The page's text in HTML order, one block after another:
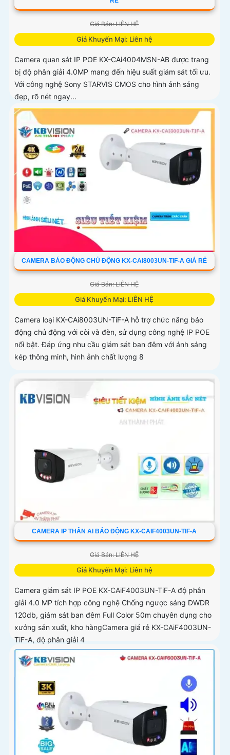
Giá Bán: LIÊN HỆ
Giá Khuyến Mại: Liên hệ
Camera quan sát IP POE KX-CAi4004MSN-AB được trang
bị độ phân giải 4.0MP mang đến hiệu suất giám sát tối ưu.
Với công nghệ Sony STARVIS CMOS cho hình ảnh sáng
đẹp, rõ nét ngay...
CAMERA BÁO ĐỘNG CHỦ ĐỘNG KX-CAI8003UN-TIF-A GIÁ RẺ
Giá Bán: LIÊN HỆ
Giá Khuyến Mại: LIÊN HỆ
Camera loại KX-CAi8003UN-TiF-A hỗ trợ chức năng báo
động chủ động với còi và đèn, sử dụng công nghệ IP POE
nổi bật. Đáp ứng nhu cầu giám sát ban đêm với ánh sáng
kép thông minh, hình ảnh chất lượng 8
CAMERA IP THÂN AI BÁO ĐỘNG KX-CAIF4003UN-TIF-A
Giá Bán: LIÊN HỆ
Giá Khuyến Mại: Liên hệ
Camera giám sát IP POE KX-CAiF4003UN-TiF-A độ phân
giải 4.0 MP tích hợp công nghệ Chống ngược sáng DWDR
120db, giám sát ban đêm Full Color 50m chuyên dụng cho
xưởng sản xuất, kho hàngCamera giá rẻ KX-CAiF4003UN-
TiF-A, độ phân giải 4